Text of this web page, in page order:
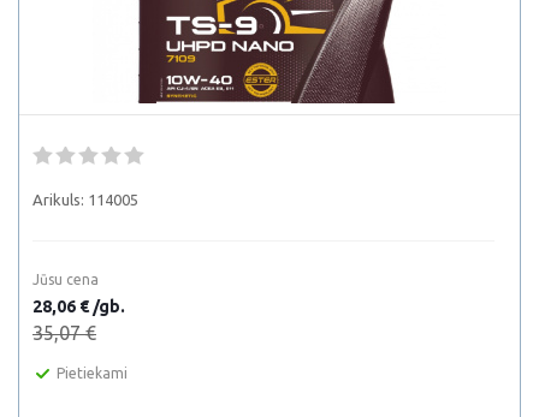
Arikuls: 114005
Jūsu cena
28,06 € /gb.
35,07 €
Pietiekami